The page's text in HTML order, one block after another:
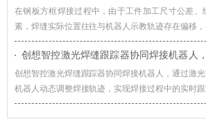
决方案
在钢板方框焊接过程中，由于工件加工尺寸公差、
素，焊缝实际位置往往与机器人示教轨迹存在偏移
接起始位置，影响焊接质量和生产效率。对此，创
同各类焊接机器人实现更加高效、稳定的自动化焊接
创想智控激光焊缝跟踪器协同焊接机器人
踪与智能纠偏
创想智控激光焊缝跟踪器协同焊接机器人，通过激
机器人动态调整焊接轨迹，实现焊接过程中的实时
浮箱焊接自动化水平。